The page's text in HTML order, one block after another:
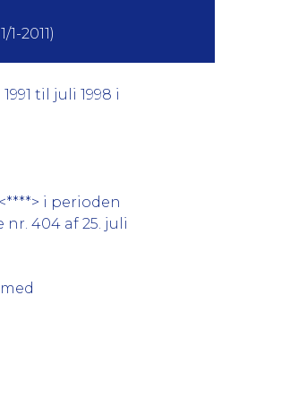
2011)
til juli 1998 i
i perioden
404 af 25. juli